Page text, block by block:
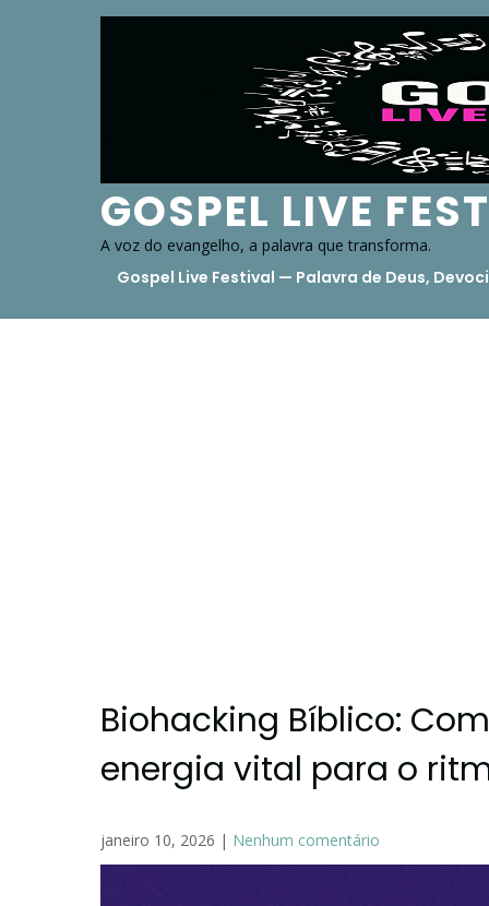
GOSPEL LIVE
A voz do evangelho, a palavra que transforma.
Gospel Live Festival — Palavra de Deus,
Biohacking Bíblico:
energia vital para o
janeiro 10, 2026 | Nenhum comentário